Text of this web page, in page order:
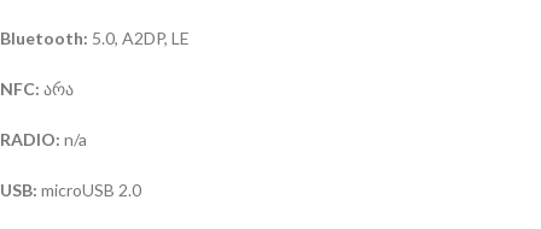
Bluetooth: 5.0, A2DP, LE
NFC: არა
RADIO: n/a
USB: microUSB 2.0